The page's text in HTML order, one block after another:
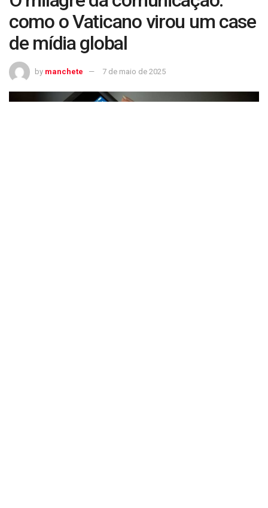
como o Vaticano virou um case
de mídia global
by manchete 7 de maio de 2025